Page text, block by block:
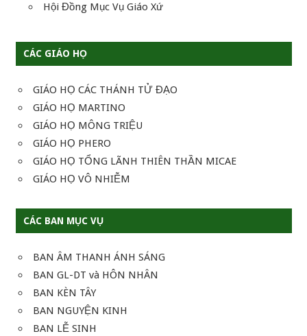
Hội Đồng Mục Vụ Giáo Xứ
CÁC GIÁO HỌ
GIÁO HỌ CÁC THÁNH TỬ ĐẠO
GIÁO HỌ MARTINO
GIÁO HỌ MÔNG TRIỆU
GIÁO HỌ PHERO
GIÁO HỌ TỔNG LÃNH THIÊN THẦN MICAE
GIÁO HỌ VÔ NHIỄM
CÁC BAN MỤC VỤ
BAN ÂM THANH ÁNH SÁNG
BAN GL-DT và HÔN NHÂN
BAN KÈN TÂY
BAN NGUYỆN KINH
BAN LỄ SINH